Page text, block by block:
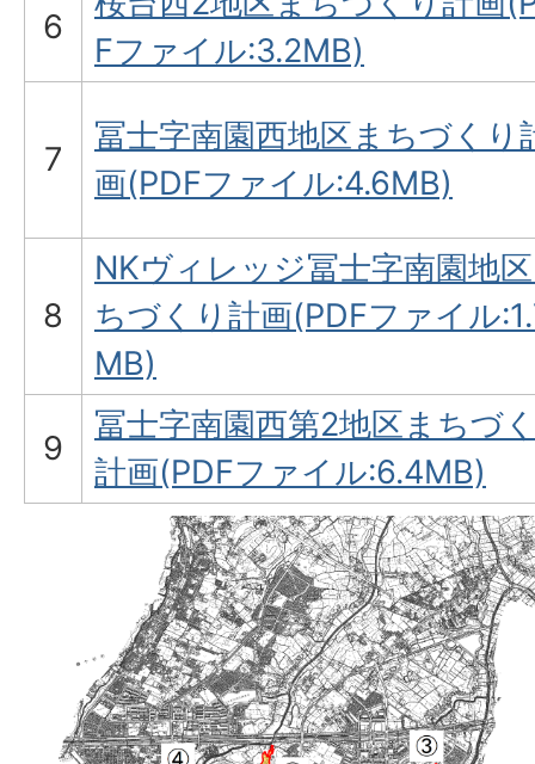
6
Fファイル:3.2MB)
7
冨士字南園西地区まちづくり
画(PDFファイル:4.6MB)
8
NKヴィレッジ冨士字南園地
ちづくり計画(PDFファイル
MB)
9
冨士字南園西第2地区まちづ
計画(PDFファイル:6.4MB)